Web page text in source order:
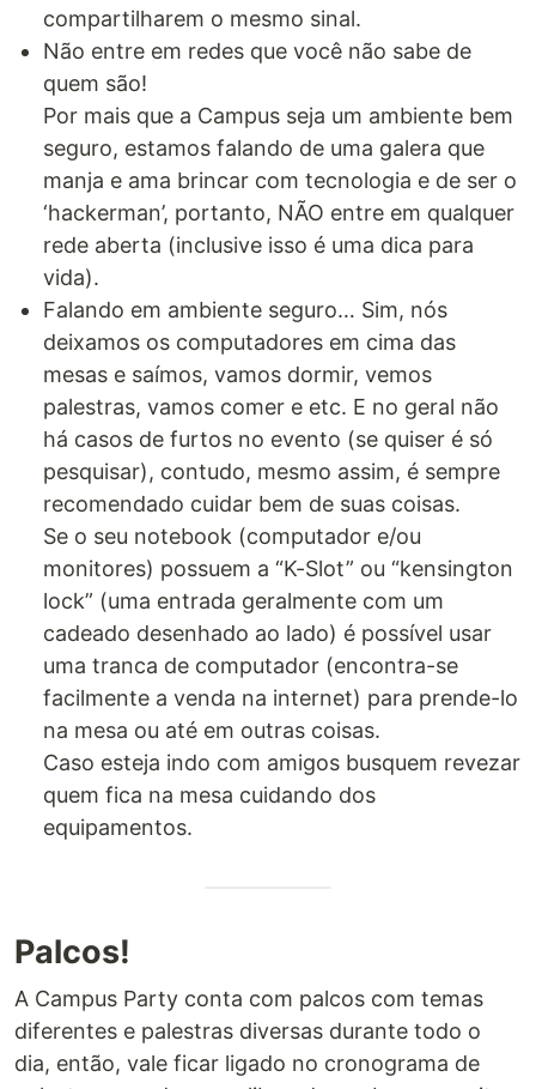
compartilharem o mesmo sinal.
Não entre em redes que você não sabe de
quem são!
Por mais que a Campus seja um ambiente bem
seguro, estamos falando de uma galera que
manja e ama brincar com tecnologia e de ser o
‘hackerman’, portanto, NÃO entre em qualquer
rede aberta (inclusive isso é uma dica para
vida).
Falando em ambiente seguro… Sim, nós
deixamos os computadores em cima das
mesas e saímos, vamos dormir, vemos
palestras, vamos comer e etc. E no geral não
há casos de furtos no evento (se quiser é só
pesquisar), contudo, mesmo assim, é sempre
recomendado cuidar bem de suas coisas.
Se o seu notebook (computador e/ou
monitores) possuem a “K-Slot” ou “kensington
lock” (uma entrada geralmente com um
cadeado desenhado ao lado) é possível usar
uma tranca de computador (encontra-se
facilmente a venda na internet) para prende-lo
na mesa ou até em outras coisas.
Caso esteja indo com amigos busquem revezar
quem fica na mesa cuidando dos
equipamentos.
Palcos!
A Campus Party conta com palcos com temas
diferentes e palestras diversas durante todo o
dia, então, vale ficar ligado no cronograma de